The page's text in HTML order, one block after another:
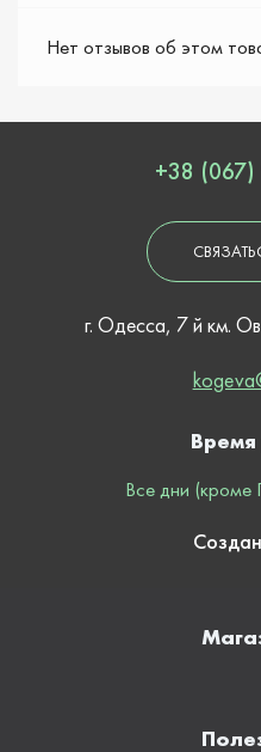
Нет отзывов об этом
+38
г. Одесса, 7 й км.
Все дни